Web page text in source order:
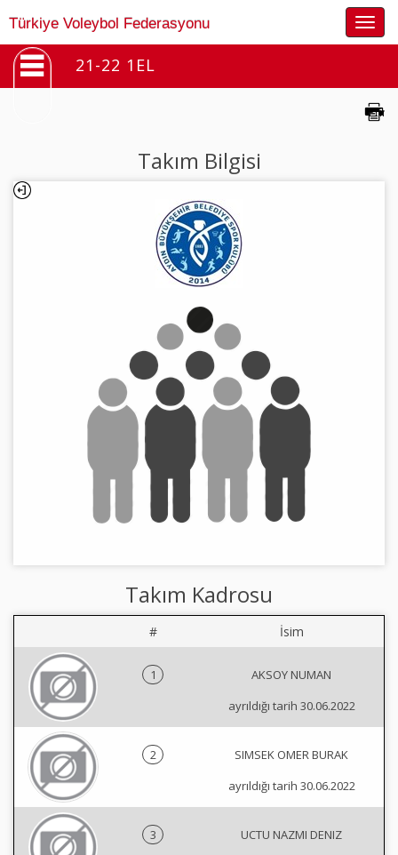
Türkiye Voleybol Federasyonu
21-22 1EL
Takım Bilgisi
Takım Kadrosu
# İsim
1
AKSOY NUMAN
ayrıldığı tarih 30.06.2022
2
SIMSEK OMER BURAK
ayrıldığı tarih 30.06.2022
3
UCTU NAZMI DENIZ